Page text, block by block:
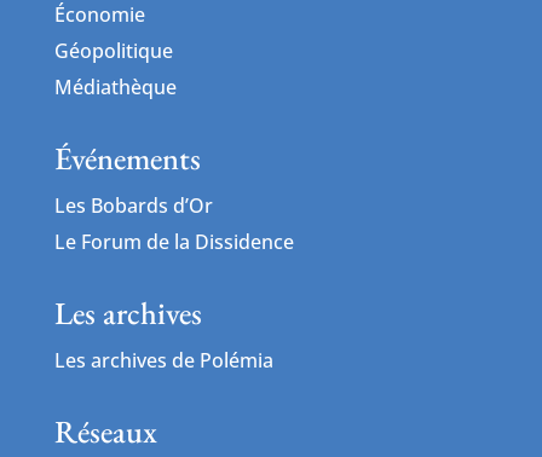
Économie
Géopolitique
Médiathèque
Événements
Les Bobards d’Or
Le Forum de la Dissidence
Les archives
Les archives de Polémia
Réseaux